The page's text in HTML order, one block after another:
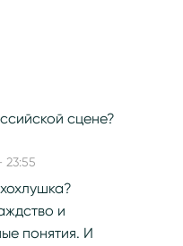
сцене?
23:55
и
понятия. И